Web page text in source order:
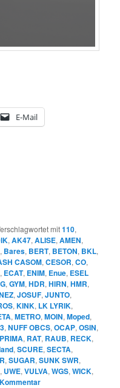
E-Mail
mit110,
,AK47,ALISE,AMEN,
, Bares, BERT, BETON, BKL,
CASOM,CESOR,CO,
, ECAT, ENIM, Enue, ESEL
,GYM,HDR,HIRN,HMR,
,JOSUF,JUNTO,
,KINK, LK LYRIK,
,METRO,MOIN,Moped,
,NUFF OBCS,OCAP,OSIN,
PRIMA, RAT, RAUB, RECK,
,SCURE,SECTA,
,SUGAR,SUNK SWR,
, UWE,VULVA,WGS,WICK,